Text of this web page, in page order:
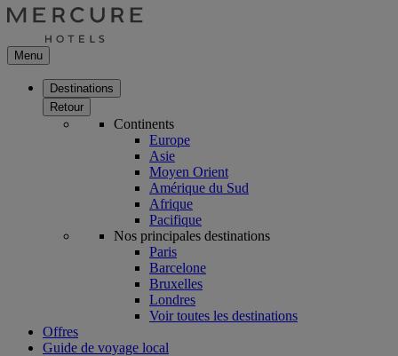
Menu
Destinations
Retour
Continents
Europe
Asie
Moyen Orient
Amérique du Sud
Afrique
Pacifique
Nos principales destinations
Paris
Barcelone
Bruxelles
Londres
Voir toutes les destinations
Offres
Guide de voyage local